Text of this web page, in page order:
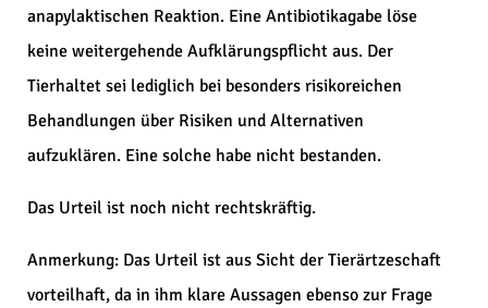
anapylaktischen Reaktion. Eine Antibiotikagabe löse
keine weitergehende Aufklärungspflicht aus. Der
Tierhaltet sei lediglich bei besonders risikoreichen
Behandlungen über Risiken und Alternativen
aufzuklären. Eine solche habe nicht bestanden.
Das Urteil ist noch nicht rechtskräftig.
Anmerkung: Das Urteil ist aus Sicht der Tierärtzeschaft
vorteilhaft, da in ihm klare Aussagen ebenso zur Frage